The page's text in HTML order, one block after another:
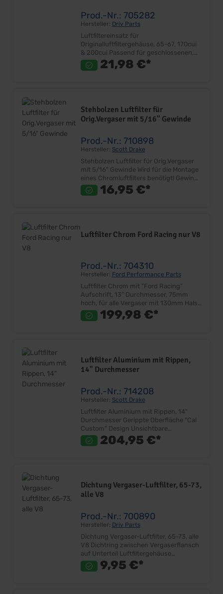
Prod.-Nr.: 705282
Hersteller: Driv Parts
Luftfiltereinsatz für
Originalluftfiltergehäuse, 65-67, 170cui
& 200cui Passend für geschlossenen,
originalen Luftfilterkasten Höhe: ca.
57mm Innen Durchmesser: ca. 208mm
VOR der Bestellung ab und vergleichen
Sie diese, mit denen von uns
21,98 €*
Stehbolzen Luftfilter für
Orig.Vergaser mit 5/16" Gewinde
Prod.-Nr.: 710898
Hersteller: Scott Drake
Stehbolzen Luftfilter für Orig.Vergaser
mit 5/16" Gewinde Wird für die Montage
eines Chromluftfilters benötigt! Gewinde
für Vergaser 5/16" (7,87mm), Länge:
57mm Gewinde für Luftfilter 1/4" 16,95 €*
Luftfilter Chrom Ford Racing nur V8
Prod.-Nr.: 704310
Hersteller: Ford Performance Parts
Luftfilter Chrom mit "Ford Racing"
Aufschrift, 13" Durchmesser, 75mm
hoch, für alle Vergaser mit 130mm Hals
Inkl. Luftfiltereinsatz und Flügelmutter
mit Ford Logo Ober- & Unterteil
Einbauort: Vergaser
199,98 €*
Luftfilter Aluminium mit Rippen,
14" Durchmesser
Prod.-Nr.: 714208
Hersteller: Scott Drake
Luftfilter Aluminium mit Rippen, 14"
Durchmesser Gerippte Oberfläche "Cal
Custom" Design Unsichtbare
Verschraubung Oberteil Alu poliert
Unterteil Fordblau lackiert Inkl.
2V & 4V Lieferumfang: Stück Preis: Pro
Stück Einbauort: Vergaser Hinweis: Der
muss angepasst werden!
Ersatzluftfilterelement finden Sie unter
Artikel 704306!
204,95 €*
Dichtung Vergaser-Luftfilter, 65-73,
alle V8
Prod.-Nr.: 700890
Hersteller: Driv Parts
Dichtung Vergaser-Luftfilter, 65-73, alle
V8 Dichtring zwischen Vergaserflansch
auf Unterteil Luftfiltergehäuse
Verbundwerkstoff 140 mm
Außendurchmesser Lieferumfang:
9,95 €*